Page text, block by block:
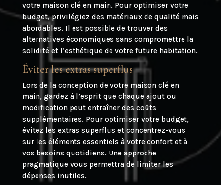
votre maison clé en main. Pour optimiser votre
budget, privilégiez des matériaux de qualité mais
abordables. Il est possible de trouver des
alternatives économiques sans compromettre la
solidité et l’esthétique de votre future habitation.
Éviter les extras superflus
Lors de la conception de votre maison clé en
main, gardez à l’esprit que chaque ajout ou
modification peut entraîner des coûts
supplémentaires. Pour optimiser votre budget,
évitez les extras superflus et concentrez-vous
sur les éléments essentiels à votre confort et à
vos besoins quotidiens. Une approche
pragmatique vous permettra de limiter les
dépenses inutiles.